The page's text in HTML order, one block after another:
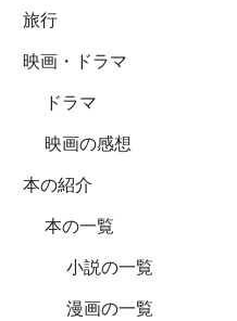
旅行
映画・ドラマ
ドラマ
映画の感想
本の紹介
本の一覧
小説の一覧
漫画の一覧